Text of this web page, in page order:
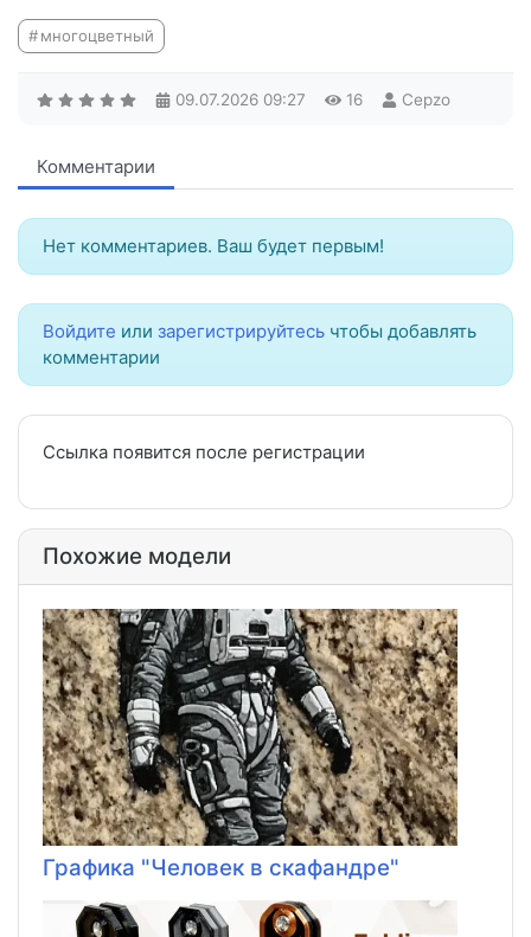
многоцветный
09.07.2026 09:27 16 Cepzo
Комментарии
Нет комментариев. Ваш будет первым!
Войдите или зарегистрируйтесь чтобы добавлять
комментарии
Ссылка появится после регистрации
Похожие модели
Графика "Человек в скафандре"